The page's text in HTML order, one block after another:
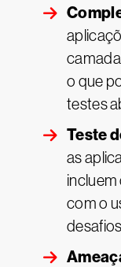
o que
testes
Teste
as
com o